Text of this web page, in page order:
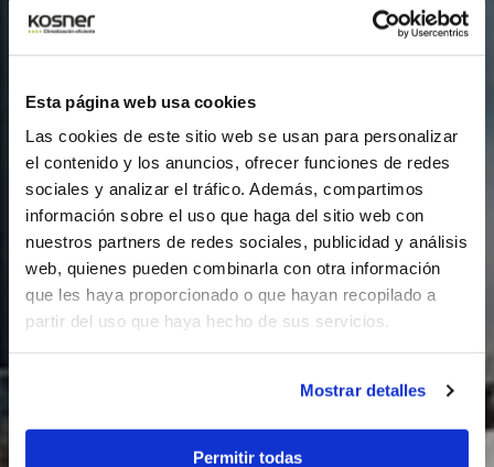
Esta página web usa cookies
Las cookies de este sitio web se usan para personalizar
el contenido y los anuncios, ofrecer funciones de redes
sociales y analizar el tráfico. Además, compartimos
información sobre el uso que haga del sitio web con
nuestros partners de redes sociales, publicidad y análisis
web, quienes pueden combinarla con otra información
que les haya proporcionado o que hayan recopilado a
partir del uso que haya hecho de sus servicios.
Mostrar detalles
Permitir todas